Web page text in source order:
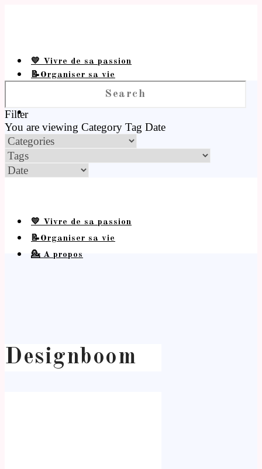
💛 Vivre de sa passion
📝Organiser sa vie
Filter
You are viewing Category Tag Date
💛 Vivre de sa passion
📝Organiser sa vie
💁 A propos
Designboom